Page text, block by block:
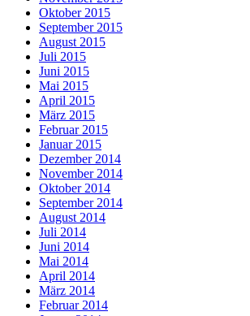
Oktober 2015
September 2015
August 2015
Juli 2015
Juni 2015
Mai 2015
April 2015
März 2015
Februar 2015
Januar 2015
Dezember 2014
November 2014
Oktober 2014
September 2014
August 2014
Juli 2014
Juni 2014
Mai 2014
April 2014
März 2014
Februar 2014